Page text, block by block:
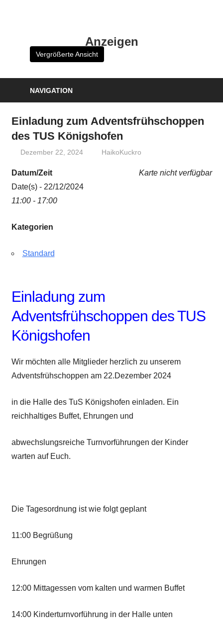
Anzeigen
Vergrößerte Ansicht
NAVIGATION
Einladung zum Adventsfrühschoppen
des TUS Königshofen
Dezember 22, 2024 HaikoKuckro
Karte nicht verfügbar
Datum/Zeit
Date(s) - 22/12/2024
11:00 - 17:00
Kategorien
Standard
Einladung zum
Adventsfrühschoppen des TUS
Königshofen
Wir möchten alle Mitglieder herzlich zu unserem
Adventsfrühschoppen am 22.Dezember 2024
in die Halle des TuS Königshofen einladen. Ein
reichhaltiges Buffet, Ehrungen und
abwechslungsreiche Turnvorführungen der Kinder
warten auf Euch.
Die Tagesordnung ist wie folgt geplant
11:00 Begrüßung
Ehrungen
12:00 Mittagessen vom kalten und warmen Buffet
14:00 Kinderturnvorführung in der Halle unten